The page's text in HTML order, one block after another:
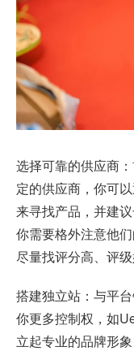
选择可靠的供应商
定的供应商，你可
来寻找产品，并建
你需要格外注意他
尽量找评分高、评级
搭建独立站：与平
你更多控制权，如
立起专业的品牌形